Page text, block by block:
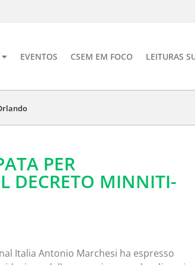
EVENTOS CSEM EM FOCO LEITURAS
PER
DECRETO MINNITI-
Italia Antonio Marchesi ha espresso